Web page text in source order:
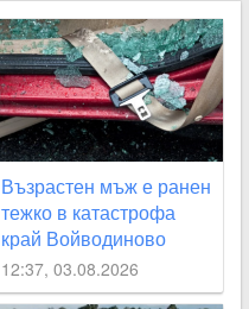
Възрастен мъж е ранен
тежко в катастрофа
край Войводиново
12:37, 03.08.2026